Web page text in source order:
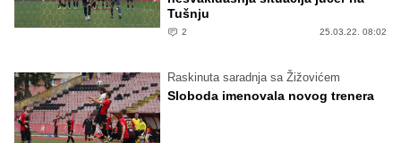
Tušnju
2 25.03.22. 08:02
Raskinuta saradnja sa Žižovićem
Sloboda imenovala novog trenera